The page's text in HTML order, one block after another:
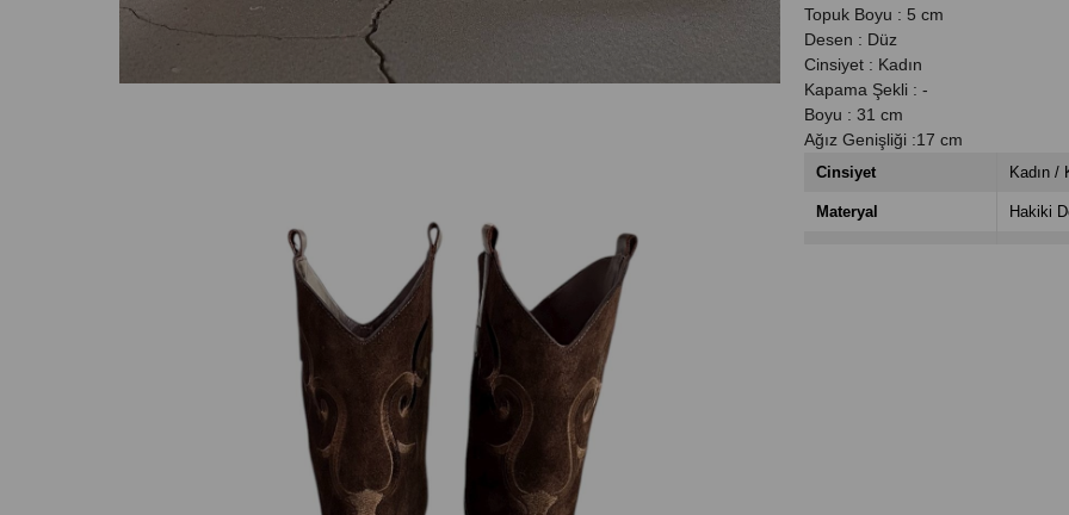
Topuk Boyu : 5 cm
Desen : Düz
Cinsiyet : Kadın
Kapama Şekli : -
Boyu : 31 cm
Ağız Genişliği :17 cm
Cinsiyet Kadın /
Materyal Hakiki